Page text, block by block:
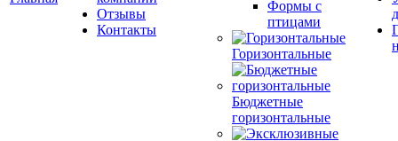
Отзывы
Контакты
Формы с
птицами
Горизонтальные
Бюджетные
горизонтальные